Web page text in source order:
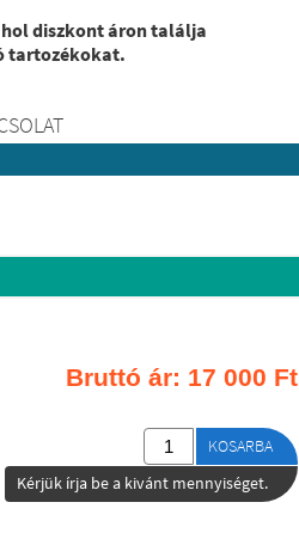
diszkont áron találja
tartozékokat.
Bruttó ár: 17 000 Ft
KOSARBA
Kérjük írja be a kivánt mennyiséget.